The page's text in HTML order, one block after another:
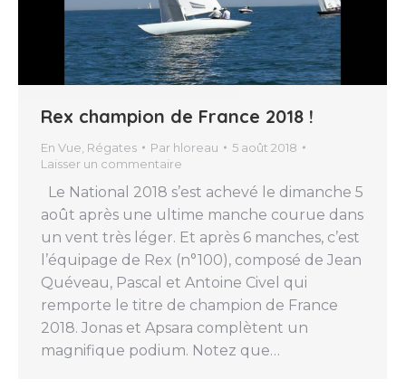
Rex champion de France 2018 !
En Vue Régates Par hloreau
5 août 2018
Laisser un commentaire
Le National 2018 s’est achevé le dimanche 5
août après une ultime manche courue dans
un vent très léger. Et après 6 manches, c’est
l’équipage de Rex (n°100), composé de Jean
Quéveau, Pascal et Antoine Civel qui
remporte le titre de champion de France
2018. Jonas et Apsara complètent un
magnifique podium. Notez que…